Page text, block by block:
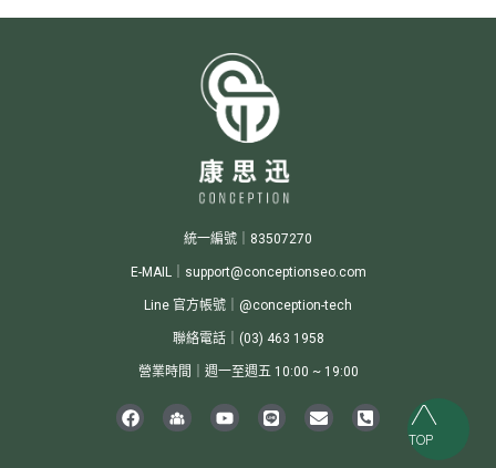
TOP
統一編號｜83507270
E-MAIL｜support@conceptionseo.com
Line 官方帳號｜@conception-tech
聯絡電話｜(03) 463 1958
營業時間｜週一至週五 10:00 ~ 19:00